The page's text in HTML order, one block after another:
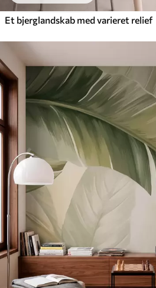
Et bjerglandskab med varieret relief